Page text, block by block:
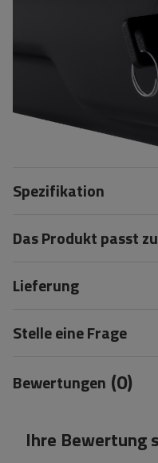
Spezifikation
Das Produkt passt
Lieferung
Stelle eine Frage
Bewertungen (0)
Ihre Bewertung